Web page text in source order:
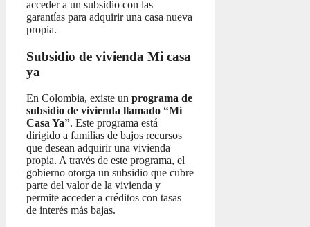
acceder a un subsidio con las
garantías para adquirir una casa nueva
propia.
Subsidio de vivienda Mi casa
ya
En Colombia, existe un programa de
subsidio de vivienda llamado “Mi
Casa Ya”. Este programa está
dirigido a familias de bajos recursos
que desean adquirir una vivienda
propia. A través de este programa, el
gobierno otorga un subsidio que cubre
parte del valor de la vivienda y
permite acceder a créditos con tasas
de interés más bajas.